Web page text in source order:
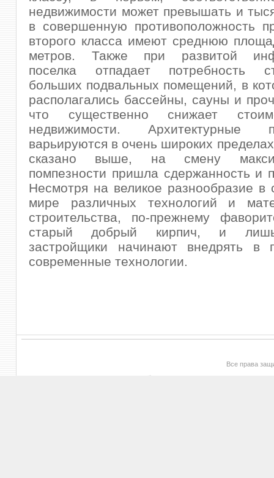
недвижимости может превышать и
в совершенную противоположность
второго класса имеют среднюю
метров. Также при развитой
поселка отпадает потребность
больших подвальных помещений, в
располагались бассейны, сауны и
что существенно снижает
недвижимости. Архитектурные
варьируются в очень широких
сказано выше, на смену
помпезности пришла сдержанность и
Несмотря на великое разнообразие в
мире различных технологий и
строительства, по-прежнему
старый добрый кирпич, и
застройщики начинают внедрять в
современные технологии.
Все права